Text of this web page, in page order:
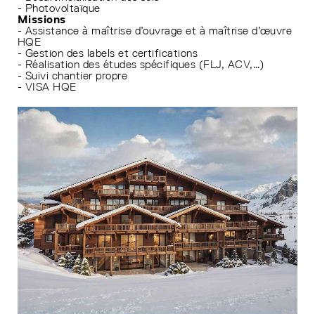
- Photovoltaïque
Missions
- Assistance à maîtrise d’ouvrage et à maîtrise d’œuvre
HQE
- Gestion des labels et certifications
- Réalisation des études spécifiques (FLJ, ACV,…)
- Suivi chantier propre
- VISA HQE